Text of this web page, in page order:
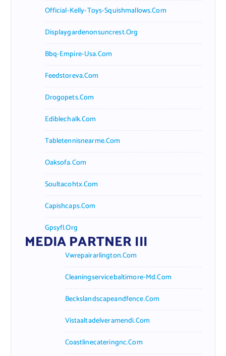
Official-Kelly-Toys-Squishmallows.com
Displaygardenonsuncrest.org
Bbq-Empire-Usa.com
Feedstoreva.com
Drogopets.com
Ediblechalk.com
Tabletennisnearme.com
Oaksofa.com
Soultacohtx.com
Capishcaps.com
Gpsyfl.org
MEDIA PARTNER III
Vwrepairarlington.com
Cleaningservicebaltimore-Md.com
Beckslandscapeandfence.com
Vistaaltadelveramendi.com
Coastlinecateringnc.com